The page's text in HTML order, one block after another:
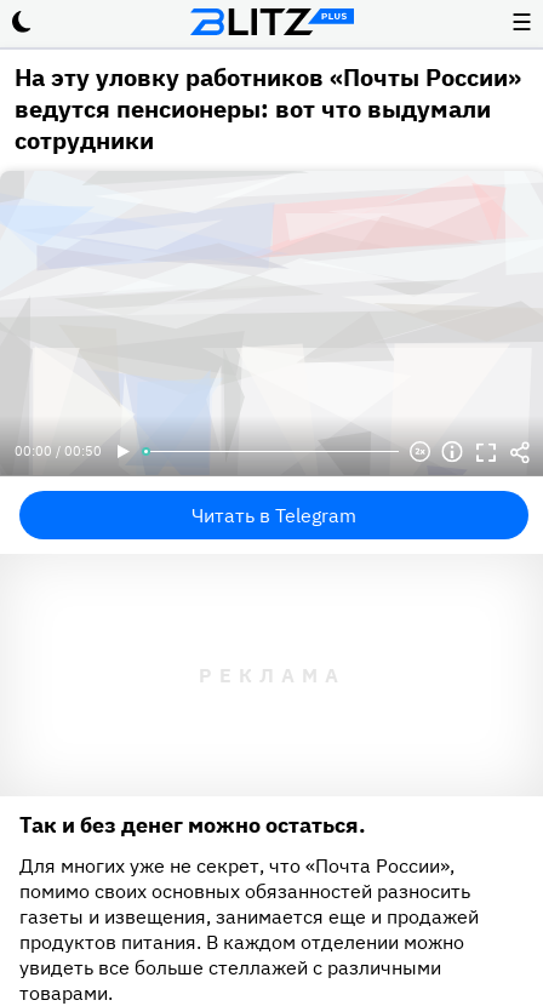
☰
На эту уловку работников «Почты России»
ведутся пенсионеры: вот что выдумали
сотрудники
00:00 / 00:50
Читать в Telegram
Так и без денег можно остаться.
Для многих уже не секрет, что «Почта России»,
помимо своих основных обязанностей разносить
газеты и извещения, занимается еще и продажей
продуктов питания. В каждом отделении можно
увидеть все больше стеллажей с различными
товарами.